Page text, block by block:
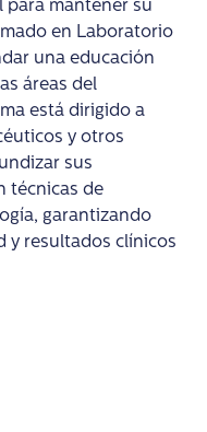
para mantener su
en Laboratorio
una educación
áreas del
está dirigido a
y otros
sus
técnicas de
garantizando
y resultados clínicos